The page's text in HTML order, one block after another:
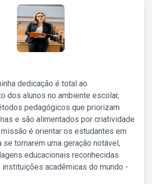
dedicação é total ao
dos alunos no ambiente escolar,
pedagógicos que priorizam
e são alimentados por criatividade
é orientar os estudantes em
se tornarem uma geração notável,
educacionais reconhecidas
acadêmicas do mundo -